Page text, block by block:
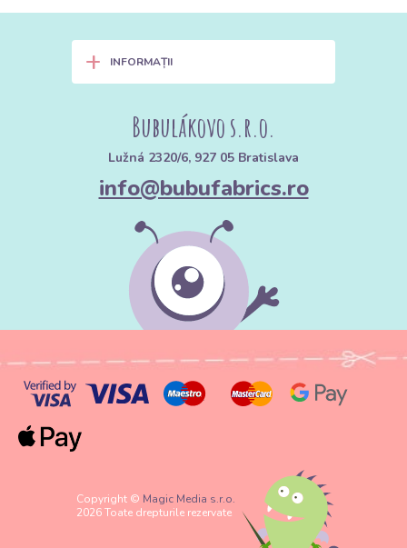
+ INFORMAȚII
Bubulákovo s.r.o.
Lužná 2320/6, 927 05 Bratislava
info@bubufabrics.ro
Copyright © Magic Media s.r.o.
2026 Toate drepturile rezervate